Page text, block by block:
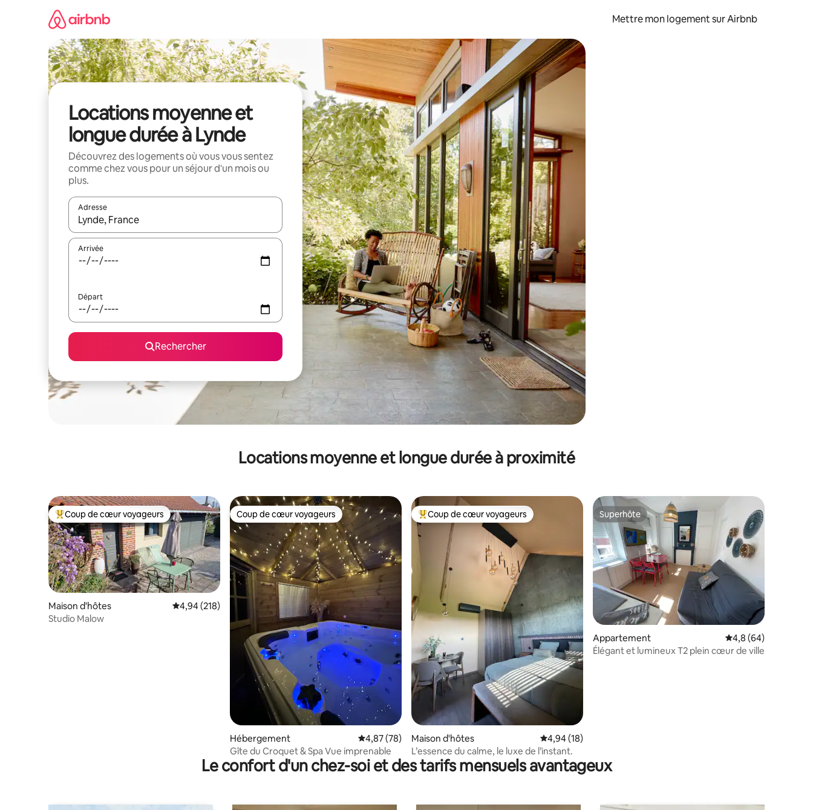
Mettre mon logement sur Airbnb
Locations moyenne et
longue durée à Lynde
Découvrez des logements où vous vous sentez
comme chez vous pour un séjour d'un mois ou
plus.
Adresse
Lorsque les résultats s'affichent, utilisez les flèches vers le haut et vers le bas pour les parcourir ou en appuyant et en faisant glisser.
Arrivée
Départ
Rechercher
Locations moyenne et longue durée à proximité
Coups de cœur voyageurs les plus appréciés
Coup de cœur voyageurs
Maison d'hôtes Évaluation moyenne sur la base de 218 commentaires : 4,94 sur 5
4,94 (218)
Studio Malow
Coup de cœur voyageurs
Coup de cœur voyageurs
Hébergement Évaluation moyenne sur la base de 78 commentaires : 4,87 sur 5
4,87 (78)
Gîte du Croquet & Spa Vue imprenable
Coups de cœur voyageurs les plus appréciés
Coup de cœur voyageurs
Maison d'hôtes Évaluation moyenne sur la base de 18 commentaires : 4,94 sur 5
4,94 (18)
L’essence du calme, le luxe de l’instant.
Superhôte
Superhôte
Appartement Évaluation moyenne
4,8 (64)
Élégant et lumineux T2 plein cœur de ville
Le confort d'un chez-soi et des tarifs mensuels avantageux